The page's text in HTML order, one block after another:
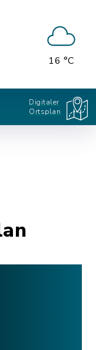
16 °C
Digitaler
Ortsplan